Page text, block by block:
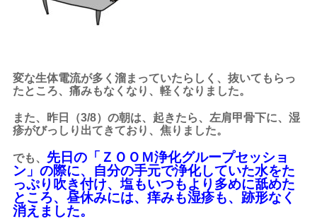
変な生体電流が多く溜まっていたらしく、抜いてもらっ
たところ、痛みもなくなり、軽くなりました。
また、昨日（3/8）の朝は、起きたら、左肩甲骨下に、湿
疹がびっしり出てきており、焦りました。
でも、 先日の「ＺＯＯＭ浄化グループセッショ
ン」の際に、自分の手元で浄化していた水をた
っぷり吹き付け、塩もいつもより多めに舐めた
ところ、昼休みには、痒みも湿疹も、跡形なく
消えました。